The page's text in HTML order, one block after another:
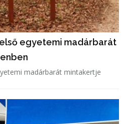
egyetemi madárbarát
madárbarát mintakertje